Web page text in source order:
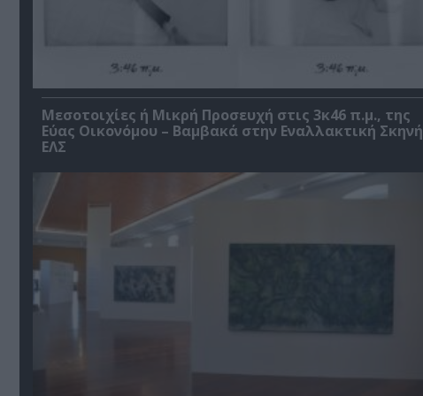
Μεσοτοιχίες ή Μικρή Προσευχή στις 3κ46 π.μ., της
Εύας Οικονόμου – Βαμβακά στην Εναλλακτική Σκηνή
ΕΛΣ